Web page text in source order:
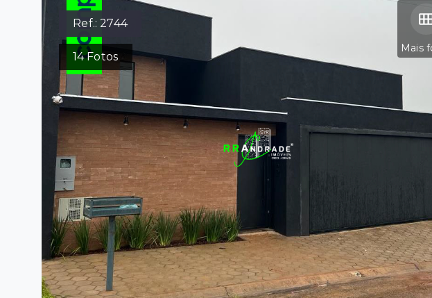
Mais
Ref.: 2744
14Fotos